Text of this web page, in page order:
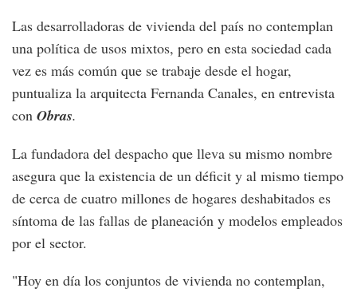
Las desarrolladoras de vivienda del país no contemplan
una política de usos mixtos, pero en esta sociedad cada
vez es más común que se trabaje desde el hogar,
puntualiza la arquitecta Fernanda Canales, en entrevista
con Obras.
La fundadora del despacho que lleva su mismo nombre
asegura que la existencia de un déficit y al mismo tiempo
de cerca de cuatro millones de hogares deshabitados es
síntoma de las fallas de planeación y modelos empleados
por el sector.
"Hoy en día los conjuntos de vivienda no contemplan,